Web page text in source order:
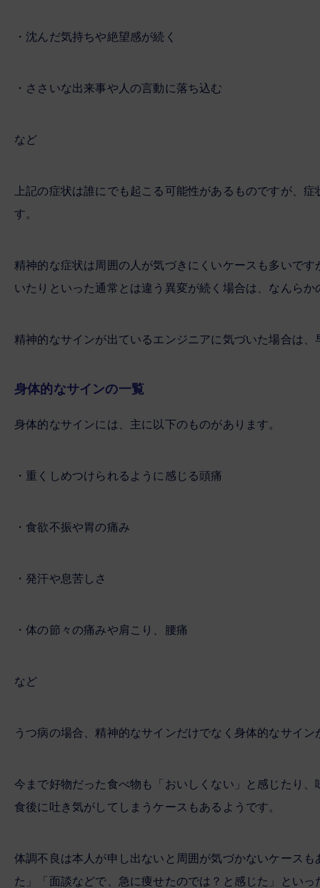
・沈んだ気持ちや絶望感が続く
・ささいな出来事や人の言動に落ち込む
など
上記の症状は誰にでも起こる可能性があるものですが、
す。
精神的な症状は周囲の人が気づきにくいケースも多いで
いたりといった通常とは違う異変が続く場合は、なんら
精神的なサインが出ているエンジニアに気づいた場合は
身体的なサインの一覧
身体的なサインには、主に以下のものがあります。
・重くしめつけられるように感じる頭痛
・食欲不振や胃の痛み
・発汗や息苦しさ
・体の節々の痛みや肩こり、腰痛
など
うつ病の場合、精神的なサインだけでなく身体的なサイン
今まで好物だった食べ物も「おいしくない」と感じたり
食後に吐き気がしてしまうケースもあるようです。
体調不良は本人が申し出ないと周囲が気づかないケース
た」「面談などで、急に痩せたのでは？と感じた」とい